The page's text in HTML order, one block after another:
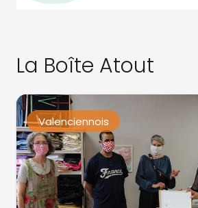
La Boîte Atout
Valenciennois